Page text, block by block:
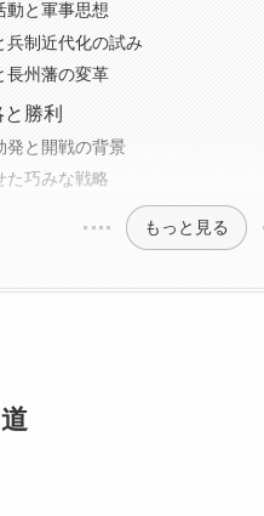
動と軍事思想
兵制近代化の試み
長州藩の変革
勝利
発と開戦の背景
た巧みな戦略
もっと見る